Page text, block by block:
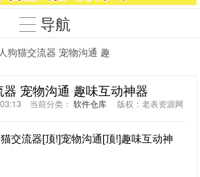
导航
狗猫交流器 宠物沟通 趣
器 宠物沟通 趣味互动神器
当前分类： 软件仓库 版权：老表资源网
交流器[顶!]宠物沟通[顶!]趣味互动神